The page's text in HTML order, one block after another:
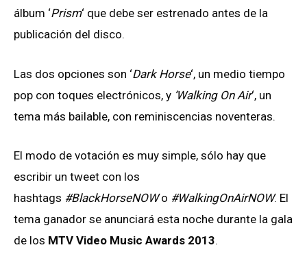
álbum ‘Prism‘ que debe ser estrenado antes de la
publicación del disco.
Las dos opciones son ‘Dark Horse‘, un medio tiempo
pop con toques electrónicos, y ‘Walking On Air‘, un
tema más bailable, con reminiscencias noventeras.
El modo de votación es muy simple, sólo hay que
escribir un tweet con los
hashtags #BlackHorseNOWo #WalkingOnAirNOW. El
tema ganador se anunciará esta noche durante la gala
de los MTV Video Music Awards 2013.